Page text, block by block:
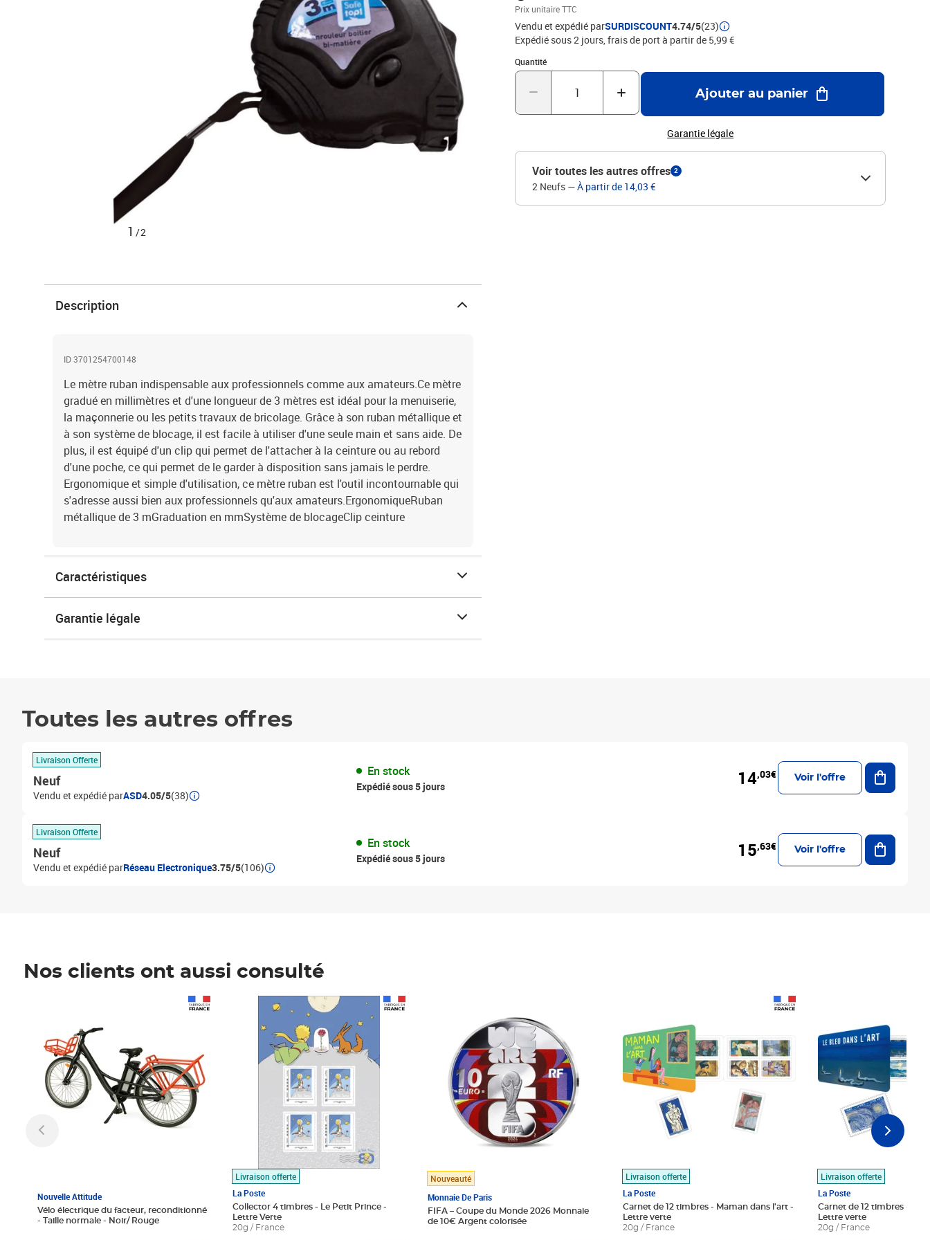
1 /2
professionnels qu'aux amateurs.ErgonomiqueRuban métallique de 3 mGraduation en
mmSystème de blocageClip ceinture
Prix unitaire TTC
Vendu et expédié parSURDISCOUNT4.74/5(23)
Expédié sous 2 jours, frais de port à partir de 5,99 €
Quantité
Quantité : 1
Ajouter au panier
Garantie légale
Voir toutes les autres offres 2
2 Neufs —À partir de 14,03 €
Description
ID 3701254700148
Le mètre ruban indispensable aux professionnels comme aux amateurs.Ce mètre
gradué en millimètres et d'une longueur de 3 mètres est idéal pour la menuiserie,
la maçonnerie ou les petits travaux de bricolage. Grâce à son ruban métallique et
à son système de blocage, il est facile à utiliser d'une seule main et sans aide. De
plus, il est équipé d'un clip qui permet de l'attacher à la ceinture ou au rebord
d'une poche, ce qui permet de le garder à disposition sans jamais le perdre.
Ergonomique et simple d'utilisation, ce mètre ruban est l'outil incontournable qui
s'adresse aussi bien aux professionnels qu'aux amateurs.ErgonomiqueRuban
métallique de 3 mGraduation en mmSystème de blocageClip ceinture
Caractéristiques
Garantie légale
Toutes les autres offres
Livraison Offerte
Neuf
Vendu et expédié parASD4.05/5(38)
En stock
Expédié sous 5 jours 14,03€ Voir l'offre
Ajouter
Livraison Offerte
Neuf
Vendu et expédié parRéseau Electronique3.75/5(106)
En stock
Expédié sous 5 jours 15,63€ Voir l'offre
Ajouter
Nos clients ont aussi consulté
Nouvelle Attitude
Vélo électrique du facteur, reconditionné
- Taille normale - Noir/ Rouge
Livraison offerte
La Poste
Collector 4 timbres - Le Petit Prince -
Lettre Verte
20g / France
Prix 7,50€
Nouveauté
Monnaie De Paris
FIFA – Coupe du Monde 2026 Monnaie
de 10€ Argent colorisée
Livraison offerte
La Poste
Carnet de 12 timbres - Maman dans l'art -
Lettre verte
20g / France
Livraison offerte
La Poste
Carnet de 12 timbres - Le
Lettre verte
20g / France